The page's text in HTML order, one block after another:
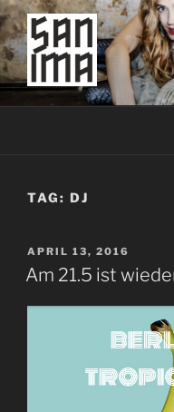
Skip
to
content
SAN IMA
worldtronic
TAG: DJ
POSTED
ON
APRIL 13, 2016
Am 21.5 ist